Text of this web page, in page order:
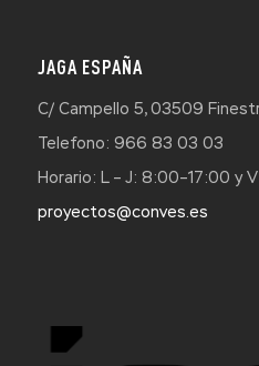
JAGA ESPAÑA
C/ Campello 5, 03509
Telefono: 966 83 03 03
Horario: L – J: 8:00–17:00 y
proyectos@conves.es